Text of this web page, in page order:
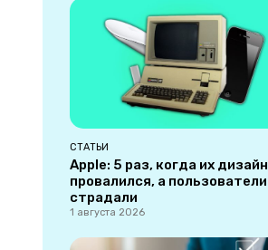
СТАТЬИ
Apple: 5 раз, когда их дизайн
провалился, а пользователи
страдали
1 августа 2026